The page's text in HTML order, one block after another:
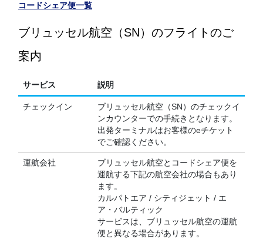
コードシェア便一覧
ブリュッセル航空（SN）のフライトのご
案内
サービス 説明
チェックイン
ブリュッセル航空（SN）のチェックイ
ンカウンターでの手続きとなります。
出発ターミナルはお客様のeチケット
でご確認ください。
運航会社
ブリュッセル航空とコードシェア便を
運航する下記の航空会社の場合もあり
ます。
カルパトエア / シティジェット / エ
ア・バルティック
サービスは、ブリュッセル航空の運航
便と異なる場合があります。